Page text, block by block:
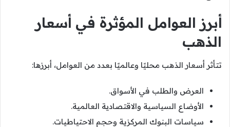
أبرز العوامل المؤثرة في أسعار
الذهب
تتأثر أسعار الذهب محليًا وعالميًا بعدد من العوامل، أبرزها:
العرض والطلب في الأسواق.
الأوضاع السياسية والاقتصادية العالمية.
سياسات البنوك المركزية وحجم الاحتياطيات.